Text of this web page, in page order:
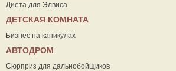
Диета для Элвиса
ДЕТСКАЯ КОМНАТА
Бизнес на каникулах
АВТОДРОМ
Сюрприз для дальнобойщиков